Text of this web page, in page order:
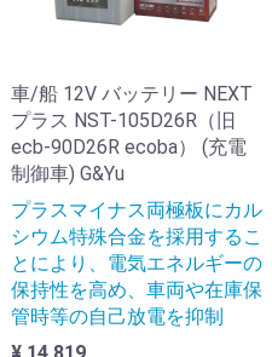
車/船 12V バッテリー NEXT
プラス NST-105D26R（旧
ecb-90D26R ecoba） (充電
制御車) G&Yu
プラスマイナス両極板にカル
シウム特殊合金を採用するこ
とにより、電気エネルギーの
保持性を高め、車両や在庫保
管時等の自己放電を抑制